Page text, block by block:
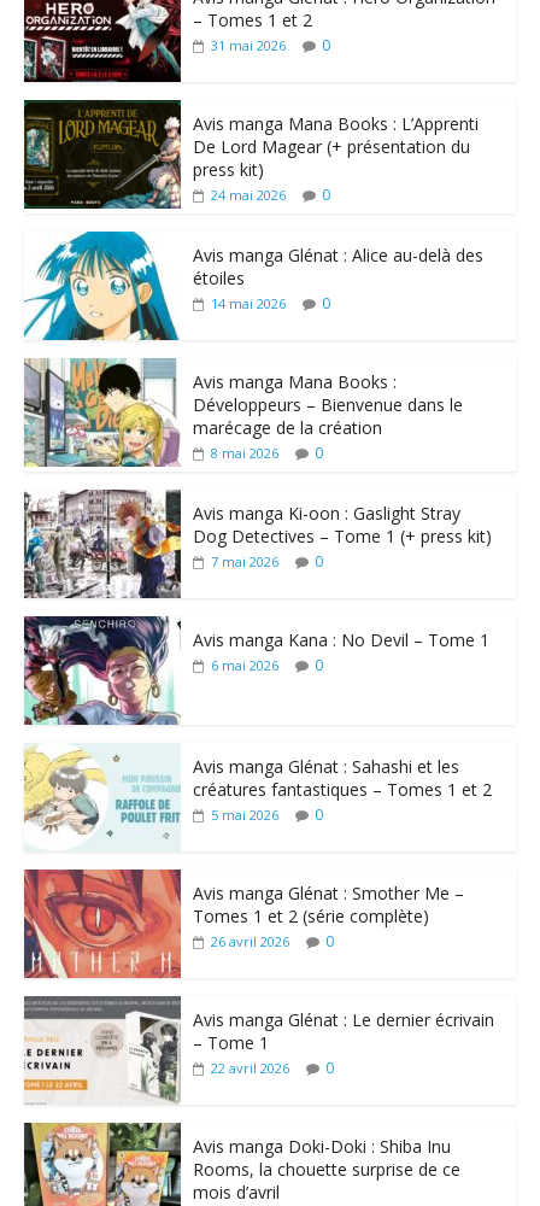
– Tomes 1 et 2
31 mai 2026 0
Avis manga Mana Books : L’Apprenti
De Lord Magear (+ présentation du
press kit)
24 mai 2026 0
Avis manga Glénat : Alice au-delà des
étoiles
14 mai 2026 0
Avis manga Mana Books :
Développeurs – Bienvenue dans le
marécage de la création
8 mai 2026 0
Avis manga Ki-oon : Gaslight Stray
Dog Detectives – Tome 1 (+ press kit)
7 mai 2026 0
Avis manga Kana : No Devil – Tome 1
6 mai 2026 0
Avis manga Glénat : Sahashi et les
créatures fantastiques – Tomes 1 et 2
5 mai 2026 0
Avis manga Glénat : Smother Me –
Tomes 1 et 2 (série complète)
26 avril 2026 0
Avis manga Glénat : Le dernier écrivain
– Tome 1
22 avril 2026 0
Avis manga Doki-Doki : Shiba Inu
Rooms, la chouette surprise de ce
mois d’avril